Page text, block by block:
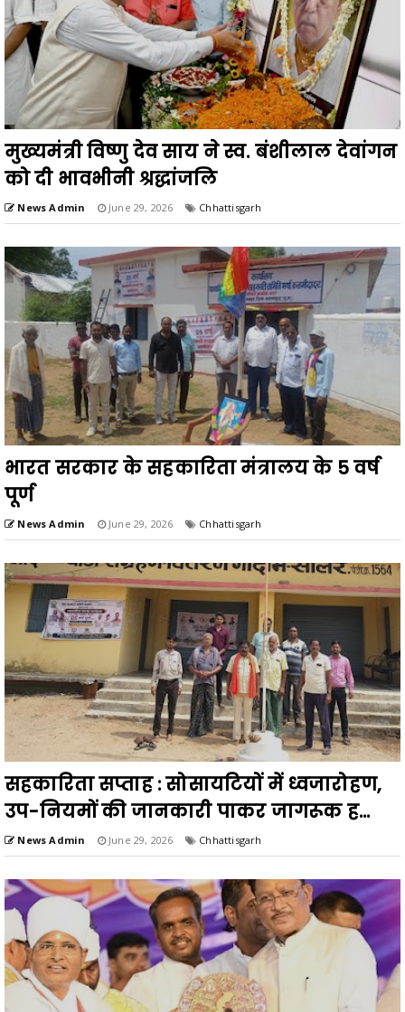
मुख्यमंत्री विष्णु देव साय ने स्व. बंशीलाल देवांगन
को दी भावभीनी श्रद्धांजलि
News Admin June 29, 2026 Chhattisgarh
भारत सरकार के सहकारिता मंत्रालय के 5 वर्ष
पूर्ण
News Admin June 29, 2026 Chhattisgarh
सहकारिता सप्ताह : सोसायटियों में ध्वजारोहण,
उप-नियमों की जानकारी पाकर जागरूक ह...
News Admin June 29, 2026 Chhattisgarh